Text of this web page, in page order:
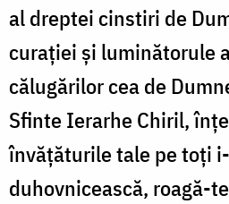
al dreptei cinstiri de
curaţiei şi luminătorule
călugărilor cea de
Sfinte Ierarhe Chiril,
învăţăturile tale pe toţi
duhovnicească, roagă-